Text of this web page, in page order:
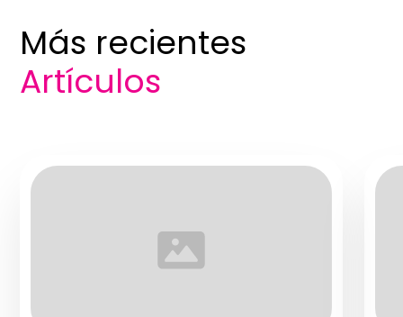
Más recientes
Artículos